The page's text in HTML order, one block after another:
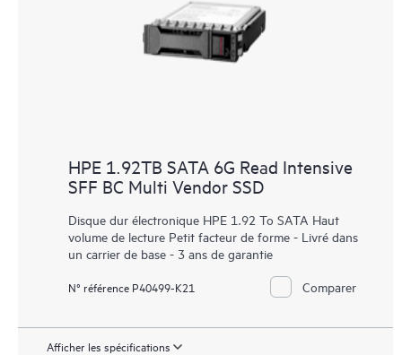
HPE 1.92TB SATA 6G Read Intensive
SFF BC Multi Vendor SSD
Disque dur électronique HPE 1.92 To SATA Haut
volume de lecture Petit facteur de forme - Livré dans
un carrier de base - 3 ans de garantie
N° référence P40499-K21 Comparer
Afficher les spécifications